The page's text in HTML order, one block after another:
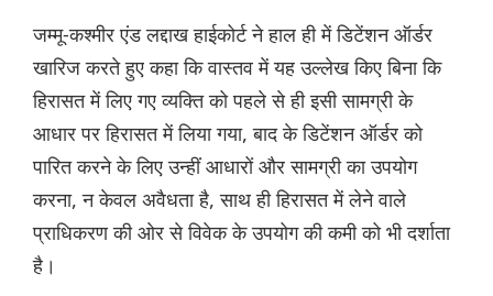
जम्मू-कश्मीर एंड लद्दाख हाईकोर्ट ने हाल ही में डिटेंशन ऑर्डर
खारिज करते हुए कहा कि वास्तव में यह उल्लेख किए बिना कि
हिरासत में लिए गए व्यक्ति को पहले से ही इसी सामग्री के
आधार पर हिरासत में लिया गया, बाद के डिटेंशन ऑर्डर को
पारित करने के लिए उन्हीं आधारों और सामग्री का उपयोग
करना, न केवल अवैधता है, साथ ही हिरासत में लेने वाले
प्राधिकरण की ओर से विवेक के उपयोग की कमी को भी दर्शाता
है।